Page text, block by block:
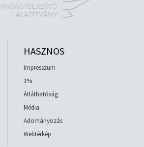
HASZNOS
Impresszum
1%
Átláthatóság
Média
Adományozás
Webtérkép